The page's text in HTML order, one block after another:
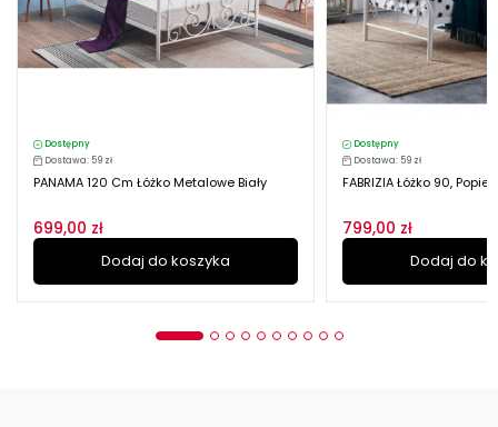
Dostępny
Dostawa: 59 zł
PANAMA 120 Cm Łóżko Metalowe Biały
699,00 zł
Dodaj do koszyka
Dostępny
Dostawa: 59 zł
FABRIZIA Łóżko 90,
799,00 zł
Dodaj do